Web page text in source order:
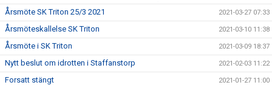
Årsmöte SK Triton 25/3 2021 2021-03-27 07:33
Årsmöteskallelse SK Triton 2021-03-10 11:38
Årsmöte i SK Triton 2021-03-09 18:37
Nytt beslut om idrotten i Staffanstorp 2021-02-03 11:22
Forsatt stängt 2021-01-27 11:00